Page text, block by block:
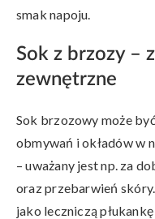
smak napoju.
Sok z brzozy –
zewnętrzne
Sok brzozowy może
obmywań i okładów w
– uważany jest np. za
oraz przebarwień
jako leczniczą